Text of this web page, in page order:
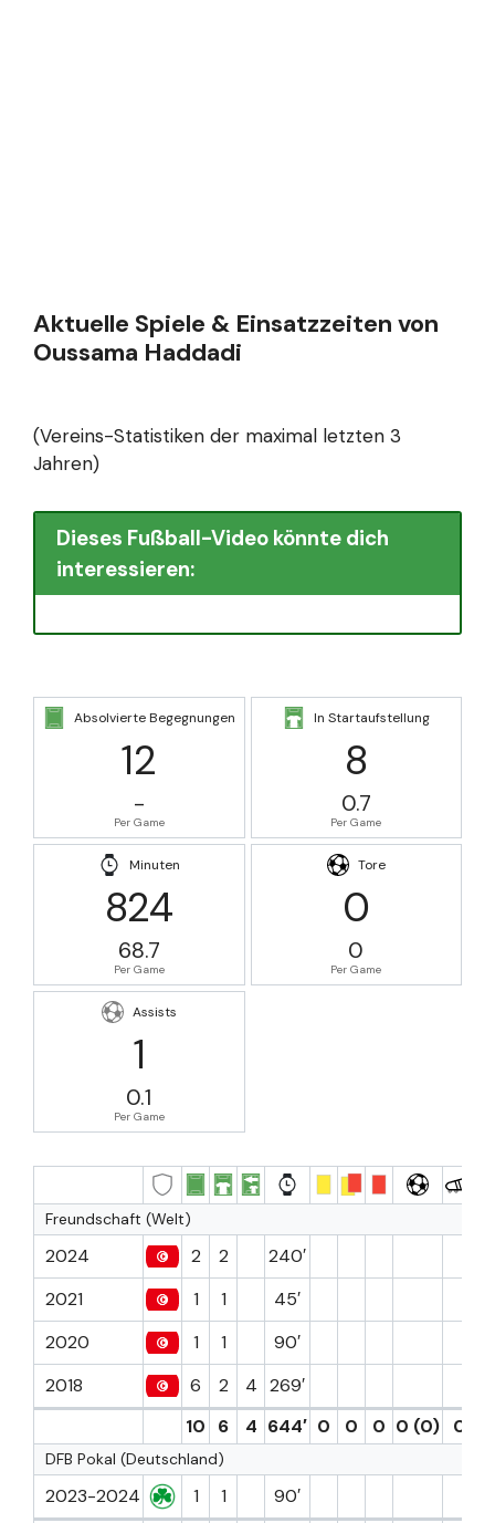
Aktuelle Spiele & Einsatzzeiten von
Oussama Haddadi
(Vereins-Statistiken der maximal letzten 3
Jahren)
Dieses Fußball-Video könnte dich
interessieren:
Absolvierte Begegnungen
12
-
Per Game
In Startaufstellung
8
0.7
Per Game
Minuten
824
68.7
Per Game
Tore
0
0
Per Game
Assists
1
0.1
Per Game
Freundschaft (Welt)
2024 2 2
240′
2021
1 1
45′
2020
1 1
90′
2018
6 2 4 269′
10
6 4 644′ 0 0 0 0 (0) 0
DFB Pokal (Deutschland)
2023-2024 1 1 90′